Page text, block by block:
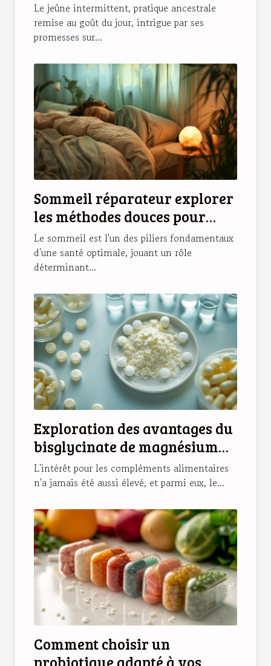
métabolisme
Le jeûne intermittent, pratique ancestrale
remise au goût du jour, intrigue par ses
promesses sur...
Sommeil réparateur explorer
les méthodes douces pour
améliorer ses nuits
Le sommeil est l'un des piliers fondamentaux
d'une santé optimale, jouant un rôle
déterminant...
Exploration des avantages du
bisglycinate de magnésium
pour la santé
L'intérêt pour les compléments alimentaires
n'a jamais été aussi élevé, et parmi eux, le...
Comment choisir un